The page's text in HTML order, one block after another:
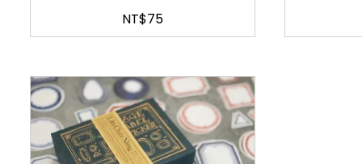
NT$75